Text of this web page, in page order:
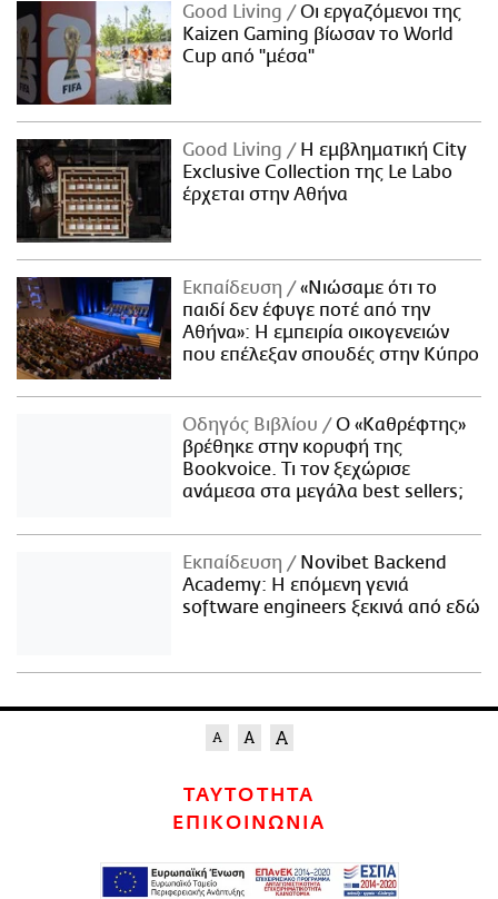
Good Living
Οι εργαζόμενοι της
Kaizen Gaming βίωσαν το World
Cup από "μέσα"
Good Living
Η εμβληματική City
Exclusive Collection της Le Labo
έρχεται στην Αθήνα
Εκπαίδευση
«Νιώσαμε ότι το
παιδί δεν έφυγε ποτέ από την
Αθήνα»: Η εμπειρία οικογενειών
που επέλεξαν σπουδές στην Κύπρο
Οδηγός Βιβλίου
Ο «Καθρέφτης»
βρέθηκε στην κορυφή της
Bookvoice. Τι τον ξεχώρισε
ανάμεσα στα μεγάλα best sellers;
Εκπαίδευση
Novibet Backend
Academy: Η επόμενη γενιά
software engineers ξεκινά από εδώ
ΤΑΥΤΟΤΗΤΑ
ΕΠΙΚΟΙΝΩΝΙΑ